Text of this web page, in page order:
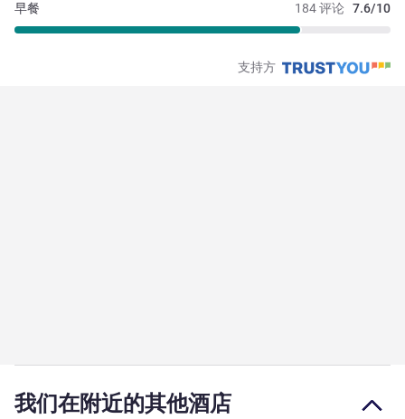
184 评论 7.6/10
早餐
支持方
我们在附近的其他酒店